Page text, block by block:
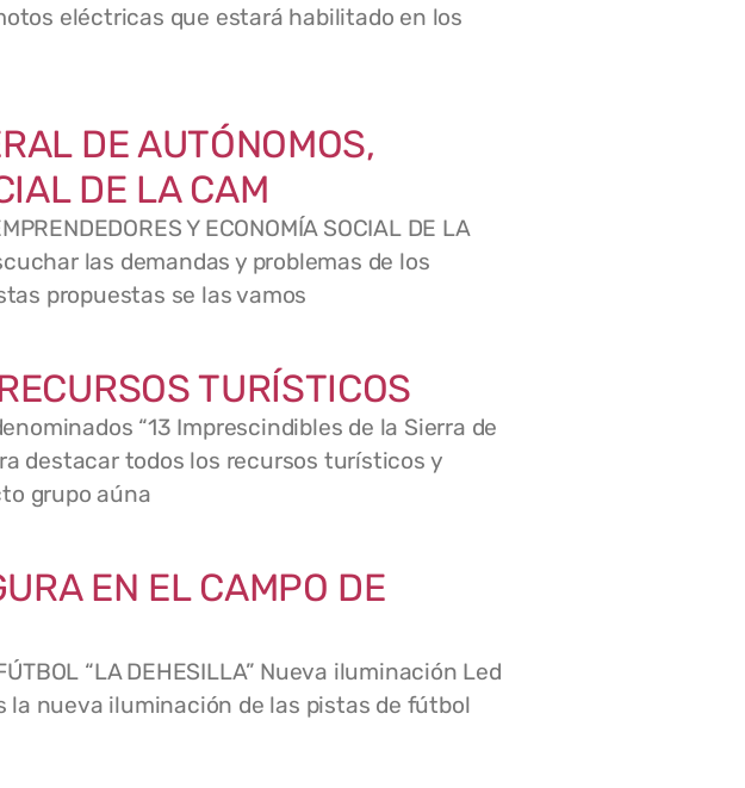
eléctricas que estará habilitado en los
DE AUTÓNOMOS,
DE LA CAM
Y ECONOMÍA SOCIAL DE LA
las demandas y problemas de los
propuestas se las vamos
TURÍSTICOS
“13 Imprescindibles de la Sierra de
destacar todos los recursos turísticos y
grupo aúna
EN EL CAMPO DE
“LA DEHESILLA” Nueva iluminación Led
la nueva iluminación de las pistas de fútbol